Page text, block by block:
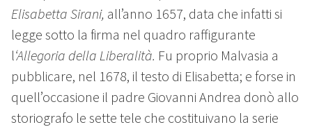
Elisabetta Sirani, all’anno 1657, data che infatti si
legge sotto la firma nel quadro raffigurante
l‘Allegoria della Liberalità. Fu proprio Malvasia a
pubblicare, nel 1678, il testo di Elisabetta; e forse in
quell’occasione il padre Giovanni Andrea donò allo
storiografo le sette tele che costituivano la serie